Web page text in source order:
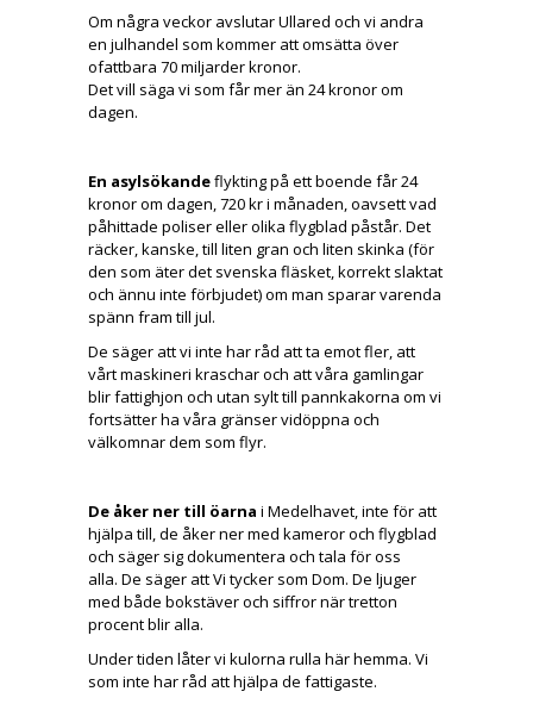
Om några veckor avslutar Ullared och vi andra
en julhandel som kommer att omsätta över
ofattbara 70 miljarder kronor.
Det vill säga vi som får mer än 24 kronor om
dagen.
En asylsökandeflykting på ett boende får 24
kronor om dagen, 720 kr i månaden, oavsett vad
påhittade poliser eller olika flygblad påstår. Det
räcker, kanske, till liten gran och liten skinka (för
den som äter det svenska fläsket, korrekt slaktat
och ännu inte förbjudet) om man sparar varenda
spänn fram till jul.
De säger att vi inte har råd att ta emot fler, att
vårt maskineri kraschar och att våra gamlingar
blir fattighjon och utan sylt till pannkakorna om vi
fortsätter ha våra gränser vidöppna och
välkomnar dem som flyr.
De åker ner till öarna i Medelhavet, inte för att
hjälpa till, de åker ner med kameror och flygblad
och säger sig dokumentera och tala för oss
alla. De säger att Vi tycker som Dom. De ljuger
med både bokstäver och siffror när tretton
procent blir alla.
Under tiden låter vi kulorna rulla här hemma. Vi
som inte har råd att hjälpa de fattigaste.